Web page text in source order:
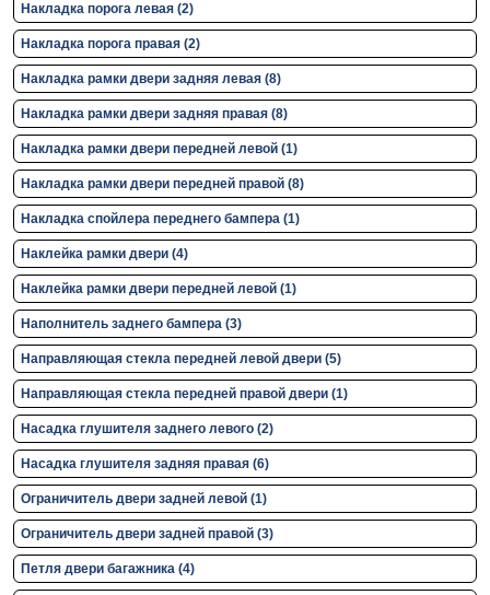
Накладка порога левая (2)
Накладка порога правая (2)
Накладка рамки двери задняя левая (8)
Накладка рамки двери задняя правая (8)
Накладка рамки двери передней левой (1)
Накладка рамки двери передней правой (8)
Накладка спойлера переднего бампера (1)
Наклейка рамки двери (4)
Наклейка рамки двери передней левой (1)
Наполнитель заднего бампера (3)
Направляющая стекла передней левой двери (5)
Направляющая стекла передней правой двери (1)
Насадка глушителя заднего левого (2)
Насадка глушителя задняя правая (6)
Ограничитель двери задней левой (1)
Ограничитель двери задней правой (3)
Петля двери багажника (4)